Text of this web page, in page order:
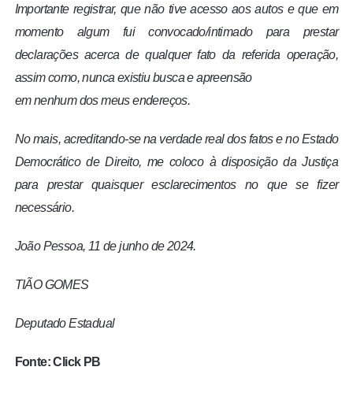
Importante registrar, que não tive acesso aos autos e que em
momento algum fui convocado/intimado para prestar
declarações acerca de qualquer fato da referida operação,
assim como, nunca existiu busca e apreensão
em nenhum dos meus endereços.
No mais, acreditando-se na verdade real dos fatos e no Estado
Democrático de Direito, me coloco à disposição da Justiça
para prestar quaisquer esclarecimentos no que se fizer
necessário.
João Pessoa, 11 de junho de 2024.
TIÃO GOMES
Deputado Estadual
Fonte: Click PB